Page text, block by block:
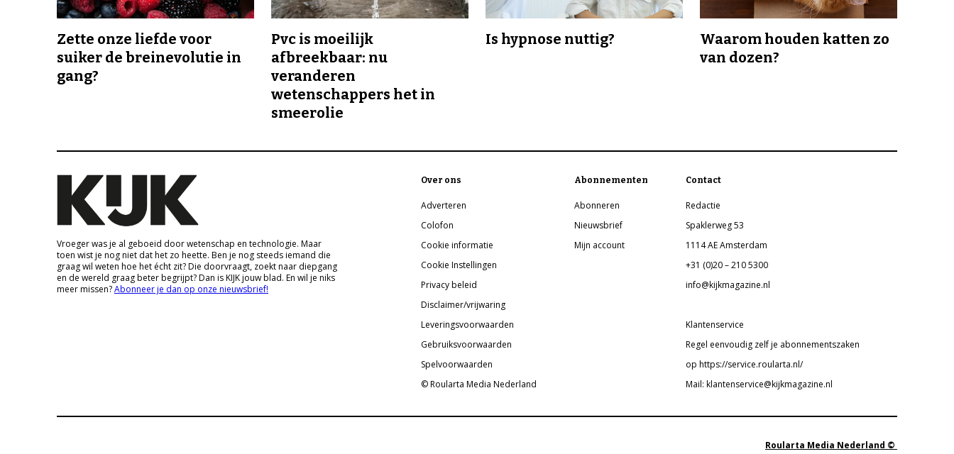
Zette onze liefde voor
suiker de breinevolutie in
gang?
Pvc is moeilijk
afbreekbaar: nu
veranderen
wetenschappers het in
smeerolie
Is hypnose nuttig?
Waarom houden katten zo
van dozen?
Vroeger was je al geboeid door wetenschap en technologie. Maar
toen wist je nog niet dat het zo heette. Ben je nog steeds iemand die
graag wil weten hoe het écht zit? Die doorvraagt, zoekt naar diepgang
en de wereld graag beter begrijpt? Dan is KIJK jouw blad. En wil je niks
meer missen?Abonneer je dan op onze nieuwsbrief!
Over ons
Adverteren
Colofon
Cookie informatie
Cookie Instellingen
Privacy beleid
Disclaimer/vrijwaring
Leveringsvoorwaarden
Gebruiksvoorwaarden
Spelvoorwaarden
© Roularta Media Nederland
Abonnementen
Abonneren
Nieuwsbrief
Mijn account
Contact
Redactie
Spaklerweg 53
1114 AE Amsterdam
+31 (0)20 – 210 5300
info@kijkmagazine.nl
Klantenservice
Regel eenvoudig zelf je abonnementszaken
op https://service.roularta.nl/
Mail: klantenservice@kijkmagazine.nl
Roularta Media Nederland ©